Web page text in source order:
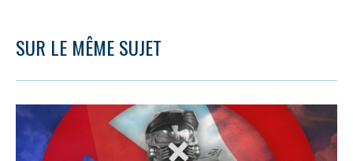
SUR LE MÊME SUJET